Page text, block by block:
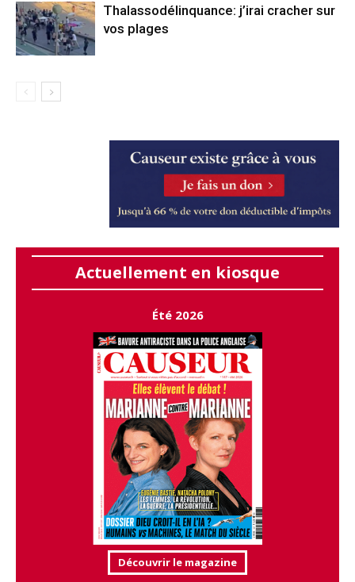
Thalassodélinquance: j’irai cracher sur
vos plages
Actuellement en kiosque
Été 2026
Découvrir le magazine